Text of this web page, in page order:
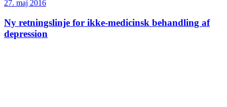
27. maj 2016
Ny retningslinje for ikke-medicinsk behandling af
depression